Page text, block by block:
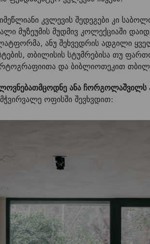
კვლევის შედეგები კი
მუზეუმის მუდმივ კოლექციაში
ანუ შეხვედრის ადგილი
თბილისის სტუმრებისა თუ
და ბიბლიოთეკით
ანა ჩორგოლაშვილს
ოფისში შევხვდით: